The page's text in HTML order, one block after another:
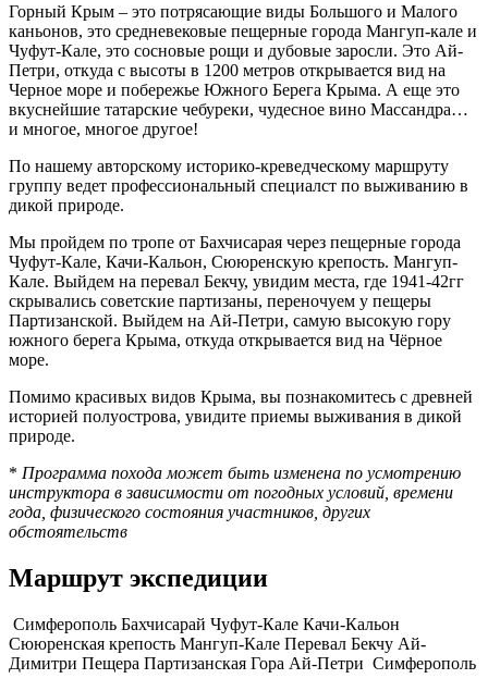
Горный Крым – это потрясающие виды Большого и Малого
каньонов, это средневековые пещерные города Мангуп-кале и
Чуфут-Кале, это сосновые рощи и дубовые заросли. Это Ай-
Петри, откуда с высоты в 1200 метров открывается вид на
Черное море и побережье Южного Берега Крыма. А еще это
вкуснейшие татарские чебуреки, чудесное вино Массандра…
и многое, многое другое!
По нашему авторскому историко-креведческому маршруту
группу ведет профессиональный специалст по выживанию в
дикой природе.
Мы пройдем по тропе от Бахчисарая через пещерные города
Чуфут-Кале, Качи-Кальон, Сююренскую крепость. Мангуп-
Кале. Выйдем на перевал Бекчу, увидим места, где 1941-42гг
скрывались советские партизаны, переночуем у пещеры
Партизанской. Выйдем на Ай-Петри, самую высокую гору
южного берега Крыма, откуда открывается вид на Чёрное
море.
Помимо красивых видов Крыма, вы познакомитесь с древней
историей полуострова, увидите приемы выживания в дикой
природе.
* Программа похода может быть изменена по усмотрению
инструктора в зависимости от погодных условий, времени
года, физического состояния участников, других
обстоятельств
Маршрут экспедиции
Симферополь Бахчисарай Чуфут-Кале Качи-Кальон
Сююренская крепость Мангуп-Кале Перевал Бекчу Ай-
Димитри Пещера Партизанская Гора Ай-Петри Симферополь